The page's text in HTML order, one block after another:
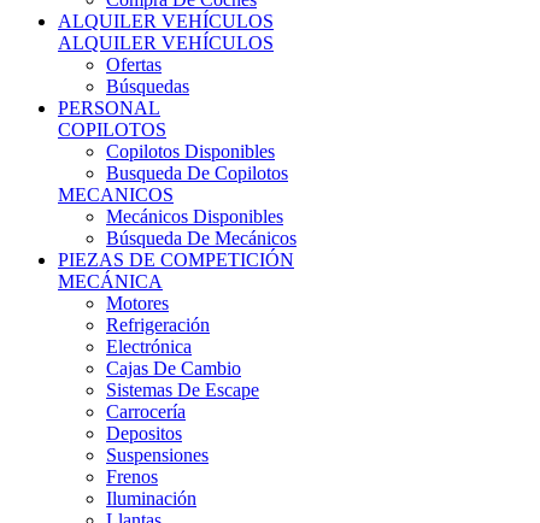
ALQUILER VEHÍCULOS
Ofertas
Búsquedas
PERSONAL
COPILOTOS
Copilotos Disponibles
Busqueda De Copilotos
MECANICOS
Mecánicos Disponibles
Búsqueda De Mecánicos
PIEZAS DE COMPETICIÓN
MECÁNICA
Motores
Refrigeración
Electrónica
Cajas De Cambio
Sistemas De Escape
Carrocería
Depositos
Suspensiones
Frenos
Iluminación
Llantas
NEUMÁTICOS DE ASFALTO